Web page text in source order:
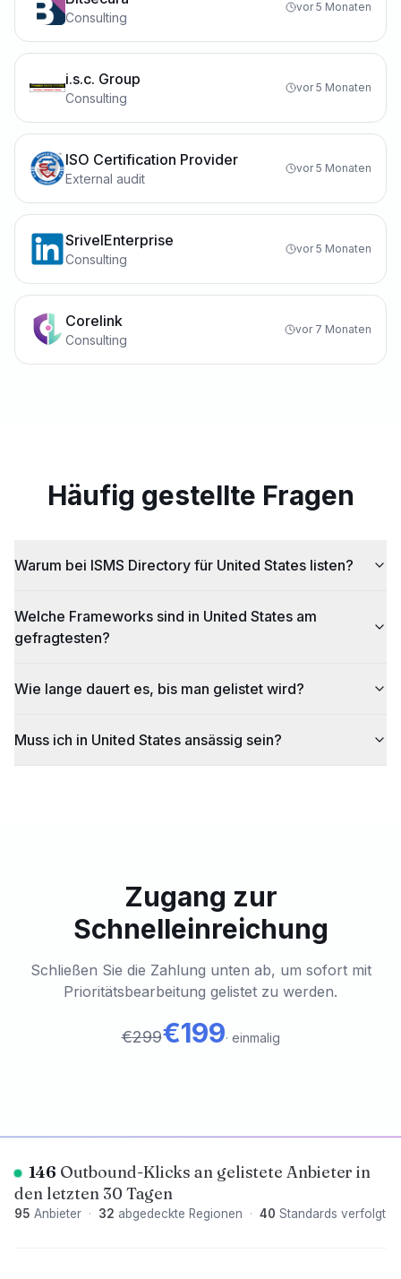
Consulting
vor 5 Monaten
i.s.c. Group
Consulting
vor 5 Monaten
ISO Certification Provider
External audit
vor 5 Monaten
SrivelEnterprise
Consulting
vor 5 Monaten
Corelink
Consulting
vor 7 Monaten
Häufig gestellte Fragen
Warum bei ISMS Directory für United States listen?
Welche Frameworks sind in United States am
gefragtesten?
Wie lange dauert es, bis man gelistet wird?
Muss ich in United States ansässig sein?
Zugang zur
Schnelleinreichung
Schließen Sie die Zahlung unten ab, um sofort mit
Prioritätsbearbeitung gelistet zu werden.
€299€199· einmalig
146 Outbound-Klicks an gelistete Anbieter in
den letzten 30 Tagen
95 Anbieter · 32 abgedeckte Regionen · 40 Standards verfolgt